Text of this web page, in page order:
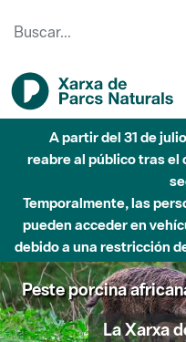
A partir del 31 de
reabre al público tras el
Temporalmente, las
pueden acceder en
debido a una restricción
Peste porcina
La Xarxa